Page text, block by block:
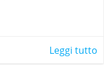
Leggi tutto